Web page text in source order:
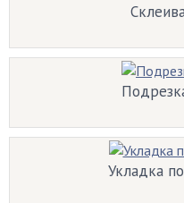
Укладка